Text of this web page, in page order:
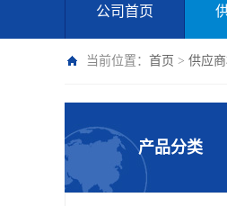
公司首页
当前位置： 首页 > 供应
产品分类